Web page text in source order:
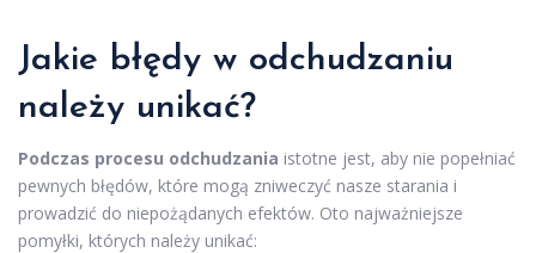
Jakie błędy w odchudzaniu
należy unikać?
Podczas procesu odchudzania istotne jest, aby nie popełniać
pewnych błędów, które mogą zniweczyć nasze starania i
prowadzić do niepożądanych efektów. Oto najważniejsze
pomyłki, których należy unikać: